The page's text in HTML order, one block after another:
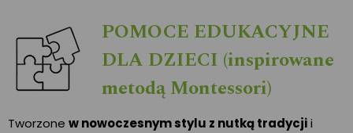
POMOCE EDUKACYJNE
DLA DZIECI (inspirowane
metodą Montessori)
Tworzone w nowoczesnym stylu z nutką tradycjii